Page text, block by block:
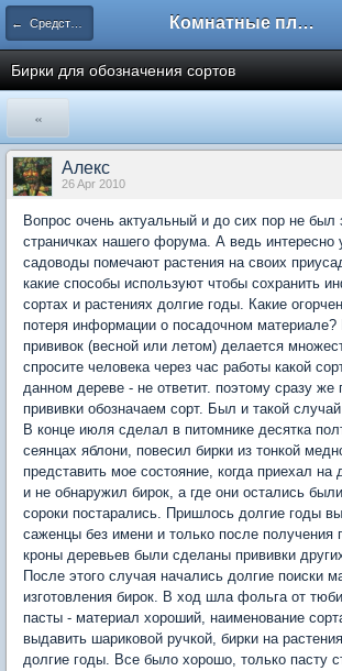
← Средства и оборудование для домашнего сада Комнатные плодовые экзоты
Бирки для обозначения сортов
«
Aлекc
26 Apr 2010
Вопрос очень актуальный и до сих пор не был
страничках нашего форума. А ведь интересно
садоводы помечают растения на своих
какие способы используют чтобы сохранить
сортах и растениях долгие годы. Какие
потеря информации о посадочном материале?
прививок (весной или летом) делается
спросите человека через час работы какой
данном дереве - не ответит. поэтому сразу же
прививки обозначаем сорт. Был и такой
В конце июля сделал в питомнике десятка
сеянцах яблони, повесил бирки из тонкой
представить мое состояние, когда приехал
и не обнаружил бирок, а где они остались
сороки постарались. Пришлось долгие годы
саженцы без имени и только после получения
кроны деревьев были сделаны прививки
После этого случая начались долгие поиски
изготовления бирок. В ход шла фольга от
пасты - материал хороший, наименование
выдавить шариковой ручкой, бирки на
долгие годы. Все было хорошо, только пасту